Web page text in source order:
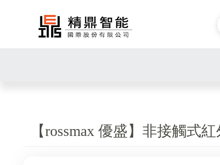
【rossmax 優盛】非接觸式